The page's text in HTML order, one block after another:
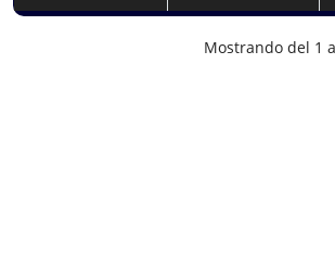
Mostrando del 1